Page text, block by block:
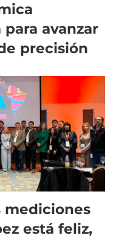
avanzar
precisión
mediciones
está feliz,